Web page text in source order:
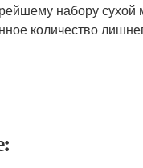
набору
количество